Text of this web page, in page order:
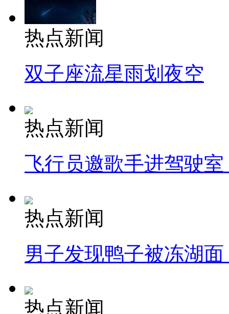
热点新闻
双子座流星雨划夜空
热点新闻
飞行员邀歌手进驾驶
热点新闻
男子发现鸭子被冻湖
热点新闻